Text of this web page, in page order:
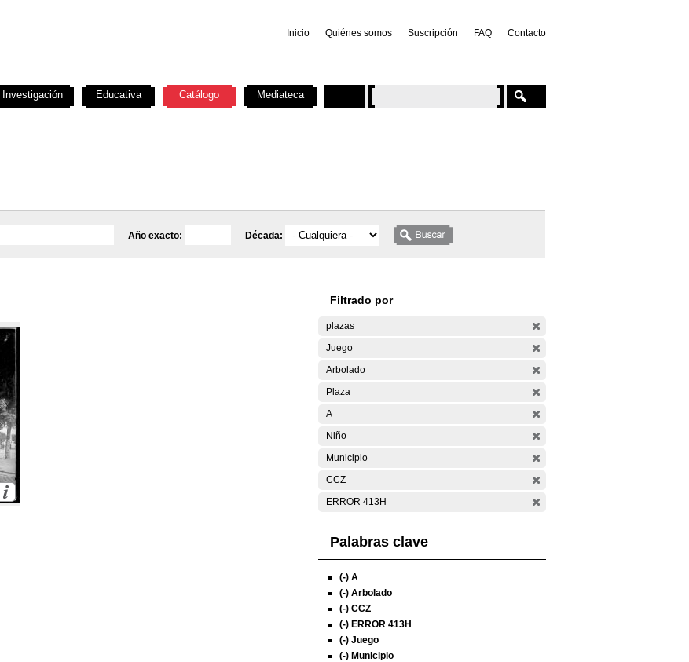
Inicio Quiénes somos Suscripción FAQ Contacto
Año exacto: Década:
Filtrado por
plazas
Juego
Arbolado
Plaza
A
Niño
Municipio
CCZ
ERROR 413H
Palabras clave
(-) A
(-) Arbolado
(-) CCZ
(-) ERROR 413H
(-) Juego
(-) Municipio
Investigación Educativa Catálogo Mediateca